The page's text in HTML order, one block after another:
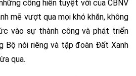
cống hiến tuyệt vời của CBNV
mẽ vượt qua mọi khó khăn, không
vào sự thành công và phát triển
Bộ nói riêng và tập đoàn Đất Xanh
qua.